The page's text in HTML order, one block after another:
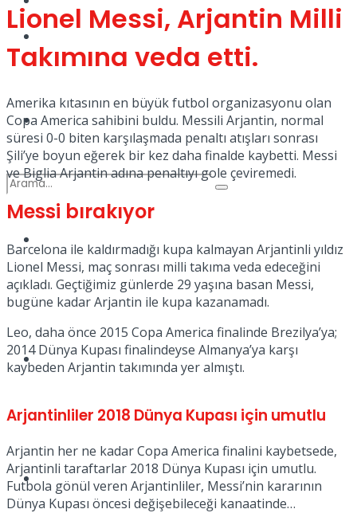
Dünya
Müzik
Sinema
No Result
Lionel Messi, Arjantin Milli
Takımına veda etti.
Amerika kıtasının en büyük futbol organizasyonu olan
Copa America sahibini buldu. Messili Arjantin, normal
süresi 0-0 biten karşılaşmada penaltı atışları sonrası
Şili’ye boyun eğerek bir kez daha finalde kaybetti. Messi
ve Biglia Arjantin adına penaltıyı gole çeviremedi.
Messi bırakıyor
Barcelona ile kaldırmadığı kupa kalmayan Arjantinli yıldız
Lionel Messi, maç sonrası milli takıma veda edeceğini
açıkladı. Geçtiğimiz günlerde 29 yaşına basan Messi,
bugüne kadar Arjantin ile kupa kazanamadı.
Leo, daha önce 2015 Copa America finalinde Brezilya’ya;
2014 Dünya Kupası finalindeyse Almanya’ya karşı
kaybeden Arjantin takımında yer almıştı.
Arjantinliler 2018 Dünya Kupası için umutlu
Arjantin her ne kadar Copa America finalini kaybetsede,
Arjantinli taraftarlar 2018 Dünya Kupası için umutlu.
Futbola gönül veren Arjantinliler, Messi’nin kararının
Dünya Kupası öncesi değişebileceği kanaatinde…